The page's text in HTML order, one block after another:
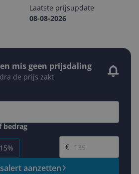
Laatste prijsupdate
08-08-2026
mis geen prijsdaling
de prijs zakt
bedrag
Gewenste prijs
€
aanzetten